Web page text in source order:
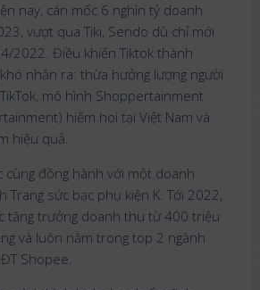
nay, cán mốc 6 nghìn tỷ doanh
vượt qua Tiki, Sendo dù chỉ mới
2022. Điều khiến Tiktok thành
nhận ra: thừa hưởng lượng người
mô hình Shoppertainment
hiếm hoi tại Việt Nam và
hiệu quả.
cùng đồng hành với một doanh
Trang sức bạc phụ kiện K. Tới 2022,
tăng trưởng doanh thu từ 400 triệu
và luôn nằm trong top 2 ngành
Shopee.